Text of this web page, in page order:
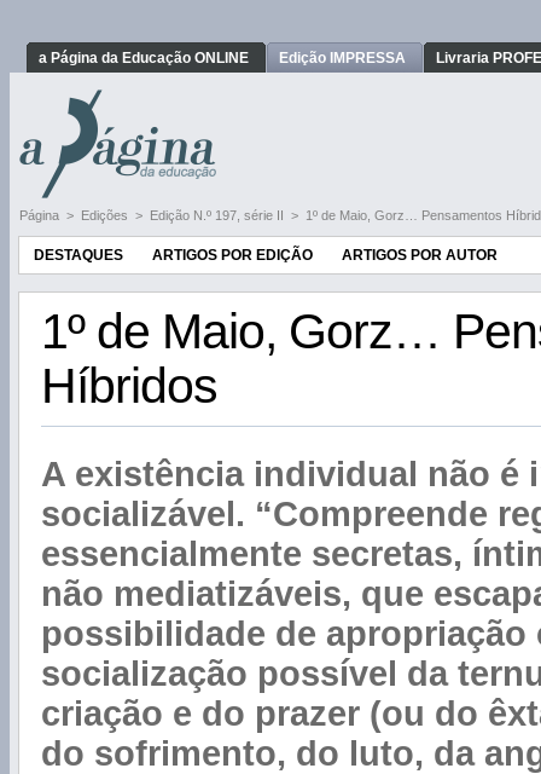
a Página da Educação ONLINE Edição IMPRESSA Livraria
Página > Edições > Edição N.º 197, série II > 1º de Maio, Gorz… Pensamentos
DESTAQUES ARTIGOS POR EDIÇÃO ARTIGOS POR AUTOR
1º de Maio, Gorz…
Híbridos
A existência individual não é
socializável. “Compreende
essencialmente secretas,
não mediatizáveis, que
possibilidade de apropriação
socialização possível da
criação e do prazer (ou do
do sofrimento, do luto, da